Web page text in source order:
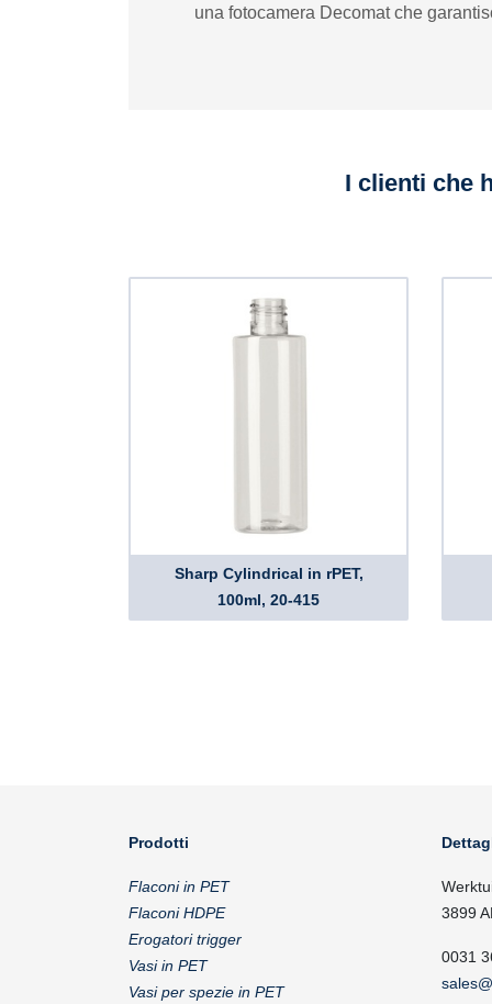
una fotocamera Decomat che
I clienti che
Sharp Cylindrical in rPET,
100ml, 20-415
Prodotti
Flaconi in PET
Flaconi HDPE
Erogatori trigger
Vasi in PET
Vasi per spezie in PET
3899
0031